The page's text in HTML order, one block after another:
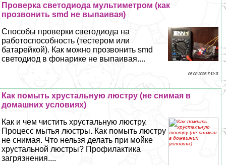
Проверка светодиода мультиметром (как
прозвонить smd не выпаивая)
Способы проверки светодиода на
работоспособность (тестером или
батарейкой). Как можно прозвонить smd
светодиод в фонарике не выпаивая....
06 08 2026 7:11:11
Как помыть хрустальную люстру (не снимая в
домашних условиях)
Как и чем чистить хрустальную люстру.
Процесс мытья люстры. Как помыть люстру
не снимая. Что нельзя делать при мойке
хрустальной люстры? Профилактика
загрязнения....